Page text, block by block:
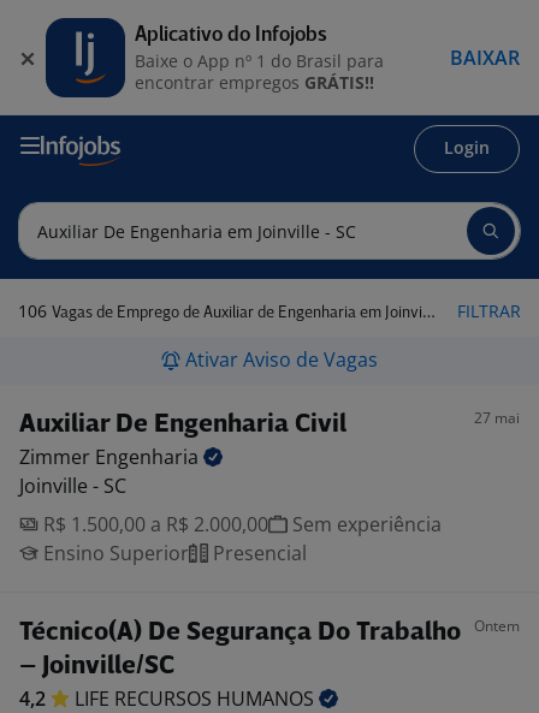
Login
106 Vagas de Emprego de Auxiliar de Engenharia em Joinville - SC FILTRAR
Ativar Aviso de Vagas
Auxiliar De Engenharia Civil 27 mai
Zimmer Engenharia
Joinville - SC
R$ 1.500,00 a R$ 2.000,00
Sem experiência
Ensino Superior
Presencial
Técnico(A) De Segurança Do Trabalho
– Joinville/SC
Ontem
4,2 LIFE RECURSOS HUMANOS
Aplicativo do Infojobs
Baixe o App nº 1 do Brasil para
encontrar empregos GRÁTIS!!
BAIXAR